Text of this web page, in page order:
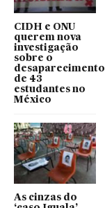
CIDH e ONU
querem nova
investigação
sobre o
desaparecimento
de 43
estudantes no
México
As cinzas do